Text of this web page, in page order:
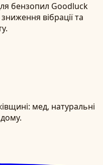
бензопил Goodluck
вібрації та
мед, натуральні